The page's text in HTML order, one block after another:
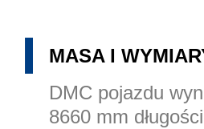
MASA I
DMC pojazdu
8660 mm